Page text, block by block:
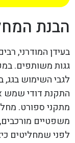
הבנת
בעידן המודרני,
גגות משותפים.
לגבי השימוש בגג,
התקנת דודי שמש
מתקני ספורט.
משפטיים
לפני שמחליטים